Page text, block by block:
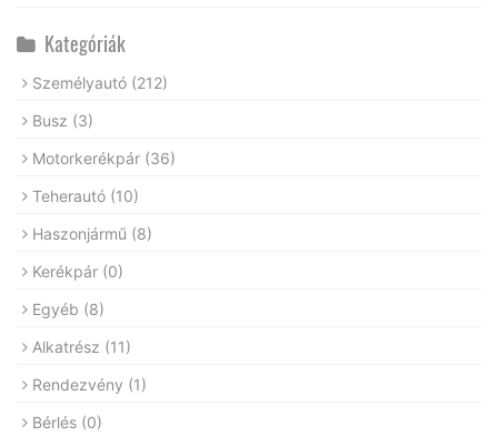
Kategóriák
Személyautó (212)
Busz (3)
Motorkerékpár (36)
Teherautó (10)
Haszonjármű (8)
Kerékpár (0)
Egyéb (8)
Alkatrész (11)
Rendezvény (1)
Bérlés (0)